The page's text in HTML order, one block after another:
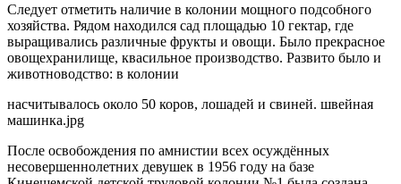
Следует отметить наличие в колонии мощного подсобного
хозяйства. Рядом находился сад площадью 10 гектар, где
выращивались различные фрукты и овощи. Было прекрасное
овощехранилище, квасильное производство. Развито было и
животноводство: в колонии
насчитывалось около 50 коров, лошадей и свиней. швейная
машинка.jpg
После освобождения по амнистии всех осуждённых
несовершеннолетних девушек в 1956 году на базе